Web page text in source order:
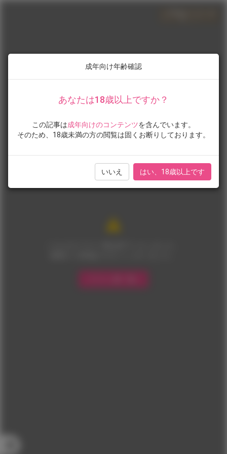
成年向け年齢確認
あなたは18歳以上ですか？
この記事は成年向けのコンテンツを含んでいます。
そのため、18歳未満の方の閲覧は固くお断りしております。
いいえ はい、18歳以上です